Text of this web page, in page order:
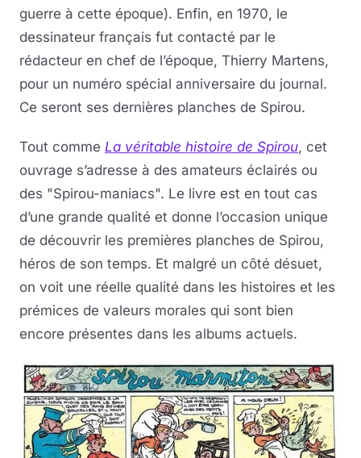
guerre à cette époque). Enfin, en 1970, le
dessinateur français fut contacté par le
rédacteur en chef de l’époque, Thierry Martens,
pour un numéro spécial anniversaire du journal.
Ce seront ses dernières planches de Spirou.
Tout comme La véritable histoire de Spirou, cet
ouvrage s’adresse à des amateurs éclairés ou
des "Spirou-maniacs". Le livre est en tout cas
d’une grande qualité et donne l’occasion unique
de découvrir les premières planches de Spirou,
héros de son temps. Et malgré un côté désuet,
on voit une réelle qualité dans les histoires et les
prémices de valeurs morales qui sont bien
encore présentes dans les albums actuels.